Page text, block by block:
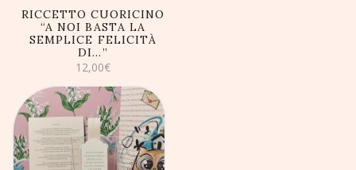
RICCETTO CUORICINO
“A NOI BASTA LA
SEMPLICE FELICITÀ
DI…”
12,00€
AGGIUNGI AL
CARRELLO